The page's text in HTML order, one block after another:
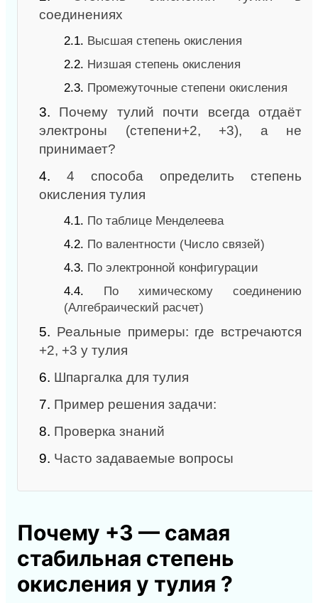
соединениях
2.1. Высшая степень окисления
2.2. Низшая степень окисления
2.3. Промежуточные степени окисления
3. Почему тулий почти всегда отдаёт
электроны (степени+2, +3), а не
принимает?
4. 4 способа определить степень
окисления тулия
4.1. По таблице Менделеева
4.2. По валентности (Число связей)
4.3. По электронной конфигурации
4.4. По химическому соединению
(Алгебраический расчет)
5. Реальные примеры: где встречаются
+2, +3 у тулия
6. Шпаргалка для тулия
7. Пример решения задачи:
8. Проверка знаний
9. Часто задаваемые вопросы
Почему +3 — самая
стабильная степень
окисления у тулия ?